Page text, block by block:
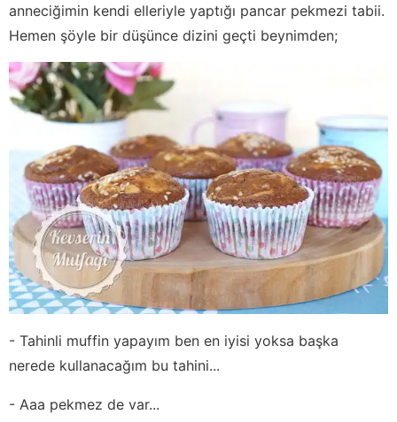
anneciğimin kendi elleriyle yaptığı pancar pekmezi tabii.
Hemen şöyle bir düşünce dizini geçti beynimden;
- Tahinli muffin yapayım ben en iyisi yoksa başka
nerede kullanacağım bu tahini...
- Aaa pekmez de var...